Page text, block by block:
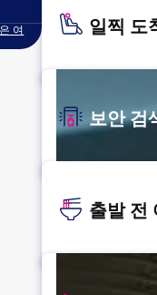
여
일찍 도
보안 검
출발 전